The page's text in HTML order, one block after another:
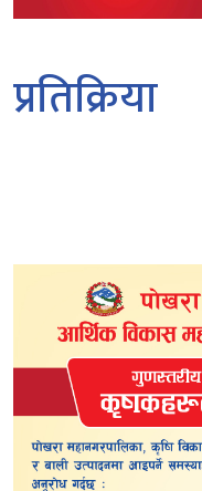
प्रतिक्रिया